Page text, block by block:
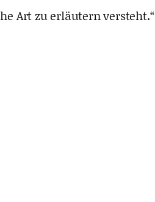
Art zu erläutern versteht.“